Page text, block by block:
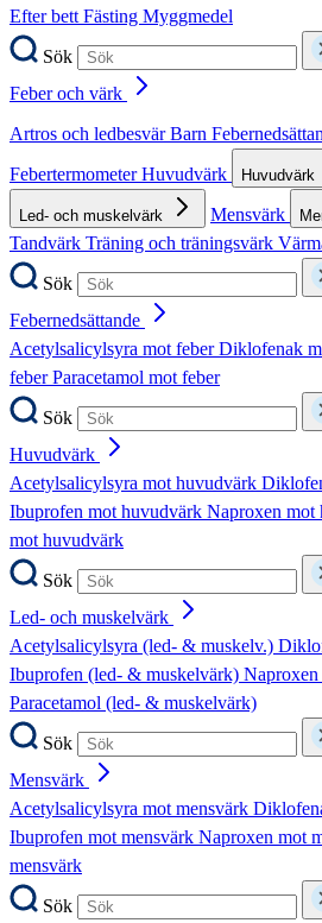
Efter bettFästing Myggmedel
Sök
Feber och värk
Artros och ledbesvärBarn
FebertermometerHuvudvärk Huvudvärk
Led- och muskelvärk Mensvärk
Tandvärk Träning och träningsvärk
Sök
Febernedsättande
Acetylsalicylsyra mot feberDiklofenak
feberParacetamol mot feber
Sök
Huvudvärk
Acetylsalicylsyra mot huvudvärk
Ibuprofen mot huvudvärk Naproxen mot
mot huvudvärk
Sök
Led- och muskelvärk
Acetylsalicylsyra (led- & muskelv.)
Ibuprofen (led- & muskelvärk)
Paracetamol (led- & muskelvärk)
Sök
Mensvärk
Acetylsalicylsyra mot mensvärk
Ibuprofen mot mensvärk Naproxen mot
mensvärk
Sök